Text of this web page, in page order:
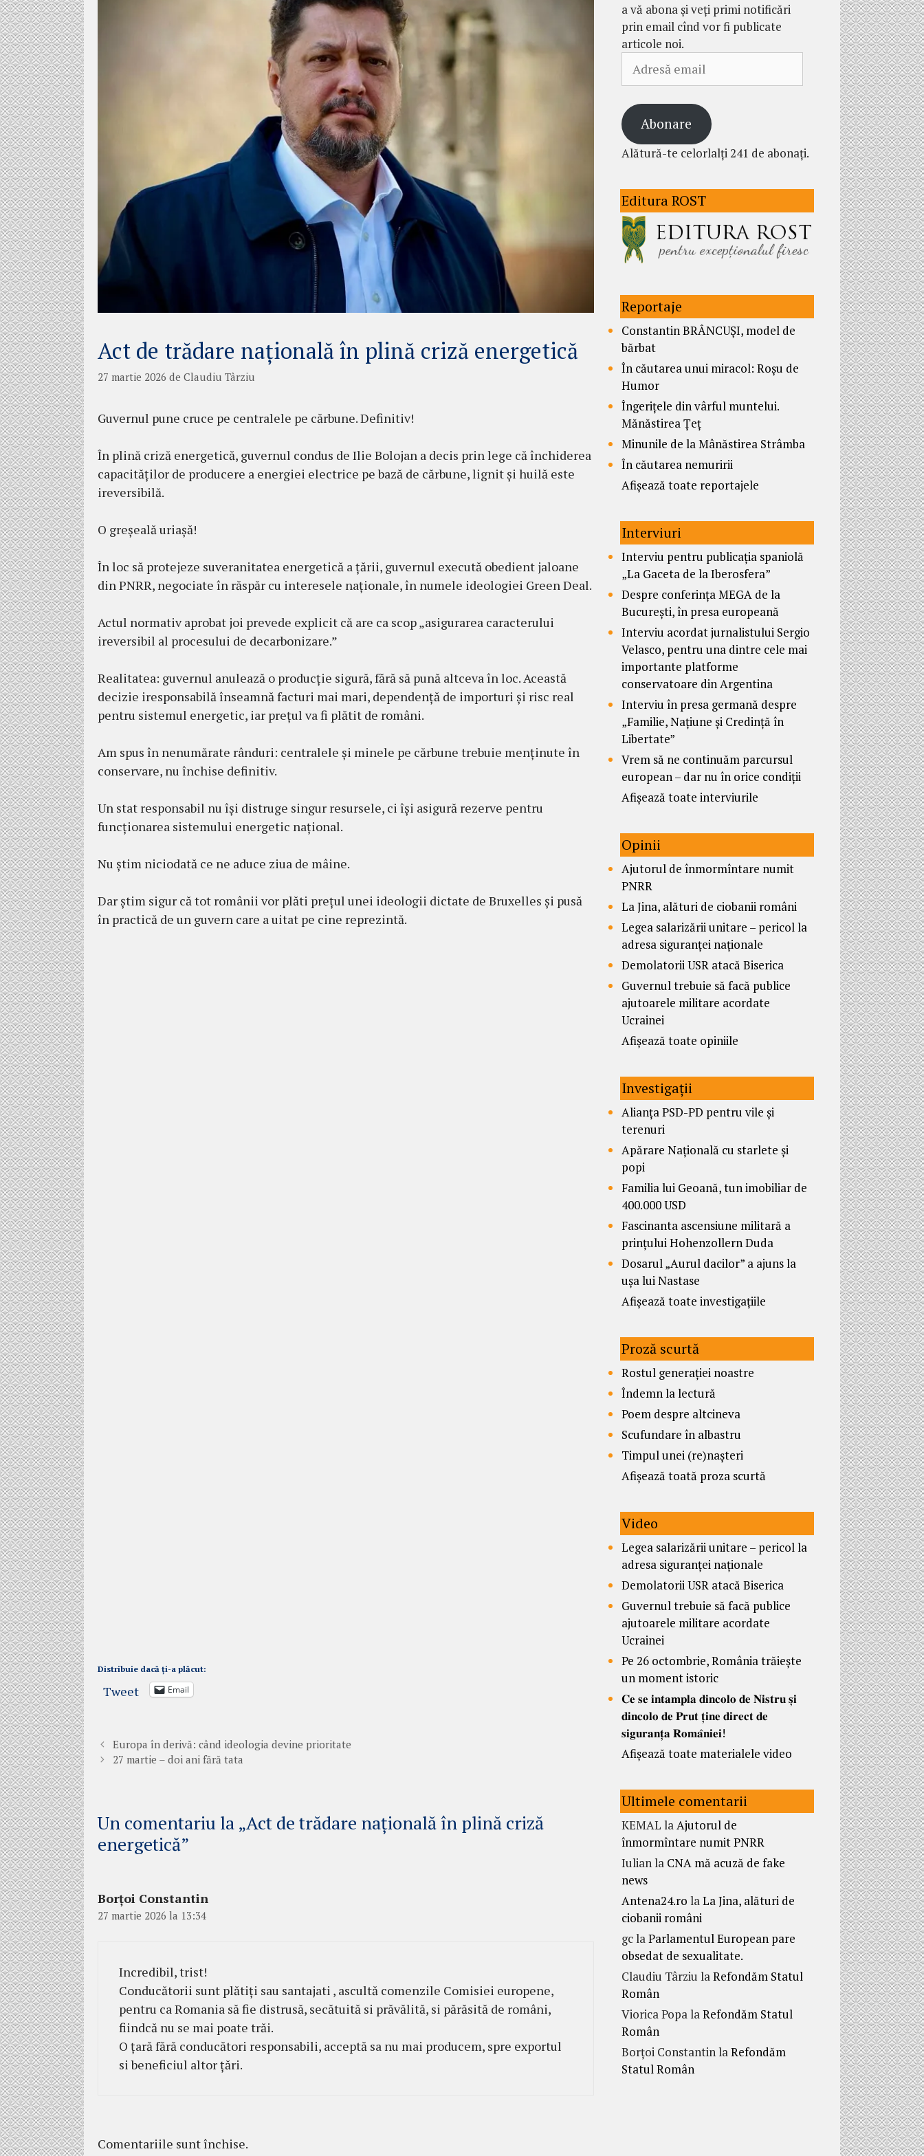
Act de trădare națională în plină criză energetică
27 martie 2026 de Claudiu Târziu
Guvernul pune cruce pe centralele pe cărbune. Definitiv!
În plină criză energetică, guvernul condus de Ilie Bolojan a decis prin lege că închiderea
capacităților de producere a energiei electrice pe bază de cărbune, lignit și huilă este
ireversibilă.
O greșeală uriașă!
În loc să protejeze suveranitatea energetică a țării, guvernul execută obedient jaloane
din PNRR, negociate în răspăr cu interesele naționale, în numele ideologiei Green Deal.
Actul normativ aprobat joi prevede explicit că are ca scop „asigurarea caracterului
ireversibil al procesului de decarbonizare.”
Realitatea: guvernul anulează o producție sigură, fără să pună altceva în loc. Această
decizie iresponsabilă înseamnă facturi mai mari, dependență de importuri și risc real
pentru sistemul energetic, iar prețul va fi plătit de români.
Am spus în nenumărate rânduri: centralele și minele pe cărbune trebuie menținute în
conservare, nu închise definitiv.
Un stat responsabil nu își distruge singur resursele, ci își asigură rezerve pentru
funcționarea sistemului energetic național.
Nu știm niciodată ce ne aduce ziua de mâine.
Dar știm sigur că tot românii vor plăti prețul unei ideologii dictate de Bruxelles și pusă
în practică de un guvern care a uitat pe cine reprezintă.
Distribuie dacă ți-a plăcut:
Tweet Email
Europa în derivă: când ideologia devine prioritate
27 martie – doi ani fără tata
Un comentariu la „Act de trădare națională în plină criză
energetică”
Borțoi Constantin
27 martie 2026 la 13:34
Incredibil, trist!
Conducătorii sunt plătiți sau santajati , ascultă comenzile Comisiei europene,
pentru ca Romania să fie distrusă, secătuită si prăvălită, si părăsită de români,
fiindcă nu se mai poate trăi.
O țară fără conducători responsabili, acceptă sa nu mai producem, spre exportul
si beneficiul altor țări.
Comentariile sunt închise.
a vă abona și veți primi notificări
prin email cînd vor fi publicate
articole noi.
email
Abonare
Alătură-te celorlalți 241 de abonați.
Editura ROST
Reportaje
Constantin BRÂNCUȘI, model de
bărbat
În căutarea unui miracol: Roșu de
Humor
Îngerițele din vârful muntelui.
Mănăstirea Țeț
Minunile de la Mânăstirea Strâmba
În căutarea nemuririi
Afișează toate reportajele
Interviuri
Interviu pentru publicația spaniolă
„La Gaceta de la Iberosfera”
Despre conferința MEGA de la
București, în presa europeană
Interviu acordat jurnalistului Sergio
Velasco, pentru una dintre cele mai
importante platforme
conservatoare din Argentina
Interviu în presa germană despre
„Familie, Națiune și Credință în
Libertate”
Vrem să ne continuăm parcursul
european – dar nu în orice condiții
Afișează toate interviurile
Opinii
Ajutorul de înmormîntare numit
PNRR
La Jina, alături de ciobanii români
Legea salarizării unitare – pericol la
adresa siguranței naționale
Demolatorii USR atacă Biserica
Guvernul trebuie să facă publice
ajutoarele militare acordate
Ucrainei
Afișează toate opiniile
Investigații
Alianța PSD-PD pentru vile și
terenuri
Apărare Națională cu starlete și
popi
Familia lui Geoană, tun imobiliar de
400.000 USD
Fascinanta ascensiune militară a
prințului Hohenzollern Duda
Dosarul „Aurul dacilor” a ajuns la
ușa lui Nastase
Afișează toate investigațiile
Proză scurtă
Rostul generației noastre
Îndemn la lectură
Poem despre altcineva
Scufundare în albastru
Timpul unei (re)nașteri
Afișează toată proza scurtă
Video
Legea salarizării unitare – pericol la
adresa siguranței naționale
Demolatorii USR atacă Biserica
Guvernul trebuie să facă publice
ajutoarele militare acordate
Ucrainei
Pe 26 octombrie, România trăiește
un moment istoric
𝐂𝐞 𝐬𝐞 𝐢𝐧𝐭𝐚𝐦𝐩𝐥𝐚 𝐝𝐢𝐧𝐜𝐨𝐥𝐨 𝐝𝐞 𝐍𝐢𝐬𝐭𝐫𝐮 𝐬̦𝐢
𝐝𝐢𝐧𝐜𝐨𝐥𝐨 𝐝𝐞 𝐏𝐫𝐮𝐭 𝐭̦𝐢𝐧𝐞 𝐝𝐢𝐫𝐞𝐜𝐭 𝐝𝐞
𝐬𝐢𝐠𝐮𝐫𝐚𝐧𝐭̦𝐚 𝐑𝐨𝐦𝐚̂𝐧𝐢𝐞𝐢!
Afișează toate materialele video
Ultimele comentarii
KEMAL laAjutorul de
înmormîntare numit PNRR
Iulianla CNA mă acuză de fake
news
Antena24.ro laLa Jina, alături de
ciobanii români
gclaParlamentul European pare
obsedat de sexualitate.
Claudiu Târziu laRefondăm Statul
Român
Viorica PopalaRefondăm Statul
Român
Borțoi ConstantinlaRefondăm
Statul Român